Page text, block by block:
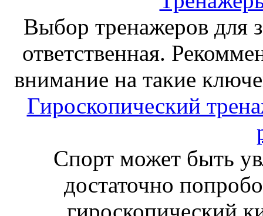
Выбор тренажеров для
ответственная.
внимание на такие
Гироскопический
Спорт может быть
достаточно